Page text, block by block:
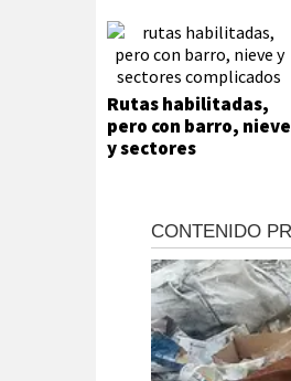
Rutas habilitadas,
pero con barro, nieve
y sectores